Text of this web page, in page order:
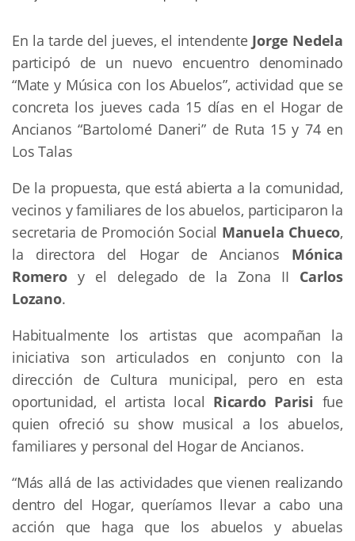
En la tarde del jueves, el intendente Jorge Nedela
participó de un nuevo encuentro denominado
“Mate y Música con los Abuelos”, actividad que se
concreta los jueves cada 15 días en el Hogar de
Ancianos “Bartolomé Daneri” de Ruta 15 y 74 en
Los Talas
De la propuesta, que está abierta a la comunidad,
vecinos y familiares de los abuelos, participaron la
secretaria de Promoción Social Manuela Chueco,
la directora del Hogar de Ancianos Mónica
Romeroy el delegado de la Zona II Carlos
Lozano.
Habitualmente los artistas que acompañan la
iniciativa son articulados en conjunto con la
dirección de Cultura municipal, pero en esta
oportunidad, el artista local Ricardo Parisi fue
quien ofreció su show musical a los abuelos,
familiares y personal del Hogar de Ancianos.
“Más allá de las actividades que vienen realizando
dentro del Hogar, queríamos llevar a cabo una
acción que haga que los abuelos y abuelas